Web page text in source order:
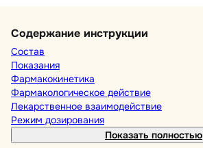
Содержание инструкции
Состав
Показания
Фармакокинетика
Фармакологическое действие
Лекарственное взаимодействие
Режим дозирования
Показать полностью